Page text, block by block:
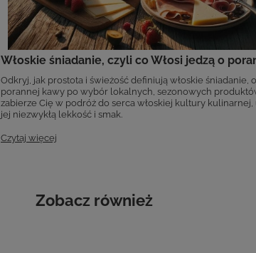
Włoskie śniadanie, czyli co Włosi jedzą o
Odkryj, jak prostota i świeżość definiują włoskie śniadanie,
porannej kawy po wybór lokalnych, sezonowych
zabierze Cię w podróż do serca włoskiej kultury kulinarnej,
jej niezwykłą lekkość i smak.
Czytaj więcej
Zobacz również